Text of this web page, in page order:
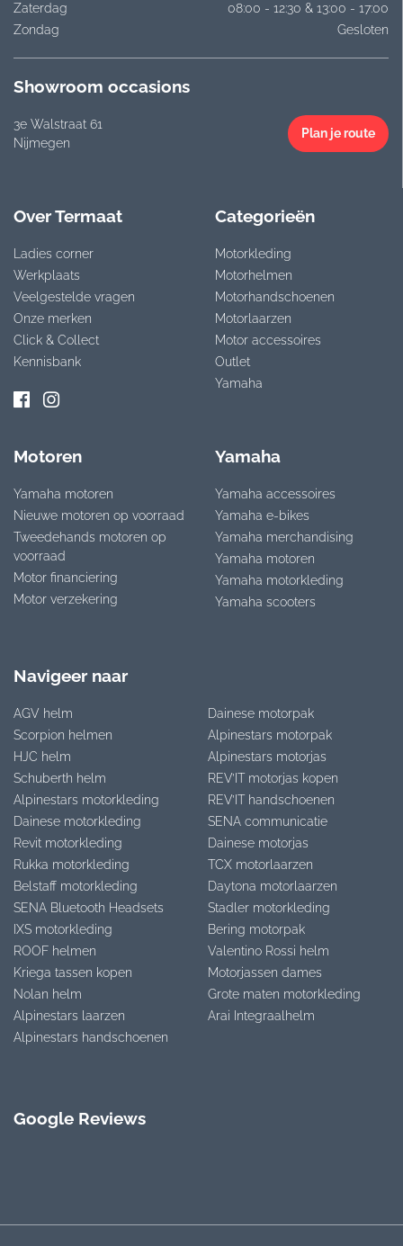
Zaterdag
08:00 - 12:30 & 13:00 - 17:00
Zondag
Gesloten
Showroom occasions
3e Walstraat 61
Nijmegen
Plan je route
Over Termaat
Ladies corner
Werkplaats
Veelgestelde vragen
Onze merken
Click & Collect
Kennisbank
Categorieën
Motorkleding
Motorhelmen
Motorhandschoenen
Motorlaarzen
Motor accessoires
Outlet
Yamaha
Motoren
Yamaha motoren
Nieuwe motoren op voorraad
Tweedehands motoren op
voorraad
Motor financiering
Motor verzekering
Yamaha
Yamaha accessoires
Yamaha e-bikes
Yamaha merchandising
Yamaha motoren
Yamaha motorkleding
Yamaha scooters
Navigeer naar
AGV helm
Scorpion helmen
HJC helm
Schuberth helm
Alpinestars motorkleding
Dainese motorkleding
Revit motorkleding
Rukka motorkleding
Belstaff motorkleding
SENA Bluetooth Headsets
IXS motorkleding
ROOF helmen
Kriega tassen kopen
Nolan helm
Alpinestars laarzen
Alpinestars handschoenen
Dainese motorpak
Alpinestars motorpak
Alpinestars motorjas
REV’IT motorjas kopen
REV’IT handschoenen
SENA communicatie
Dainese motorjas
TCX motorlaarzen
Daytona motorlaarzen
Stadler motorkleding
Bering motorpak
Valentino Rossi helm
Motorjassen dames
Grote maten motorkleding
Arai Integraalhelm
Google Reviews